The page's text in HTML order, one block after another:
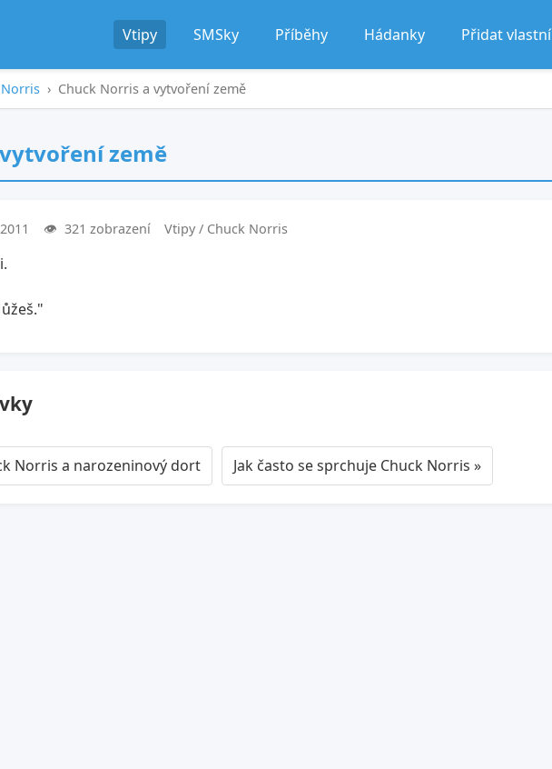
Vtipy SMSky Příběhy Hádanky Přidat vlastní
› Chuck Norris a vytvoření země
země
👁️ 321 zobrazení Vtipy / Chuck Norris
Norris a narozeninový dort Jak často se sprchuje Chuck Norris »